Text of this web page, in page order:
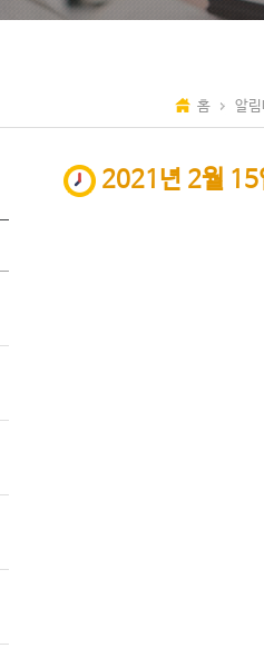
홈 알
2021년 2월 15